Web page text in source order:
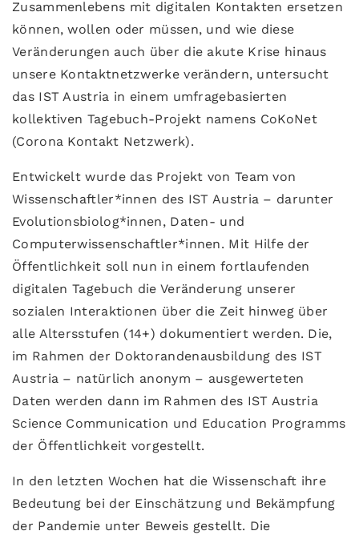
Zusammenlebens mit digitalen Kontakten ersetzen
können, wollen oder müssen, und wie diese
Veränderungen auch über die akute Krise hinaus
unsere Kontaktnetzwerke verändern, untersucht
das IST Austria in einem umfragebasierten
kollektiven Tagebuch-Projekt namens CoKoNet
(Corona Kontakt Netzwerk).
Entwickelt wurde das Projekt von Team von
Wissenschaftler*innen des IST Austria – darunter
Evolutionsbiolog*innen, Daten- und
Computerwissenschaftler*innen. Mit Hilfe der
Öffentlichkeit soll nun in einem fortlaufenden
digitalen Tagebuch die Veränderung unserer
sozialen Interaktionen über die Zeit hinweg über
alle Altersstufen (14+) dokumentiert werden. Die,
im Rahmen der Doktorandenausbildung des IST
Austria – natürlich anonym – ausgewerteten
Daten werden dann im Rahmen des IST Austria
Science Communication und Education Programms
der Öffentlichkeit vorgestellt.
In den letzten Wochen hat die Wissenschaft ihre
Bedeutung bei der Einschätzung und Bekämpfung
der Pandemie unter Beweis gestellt. Die